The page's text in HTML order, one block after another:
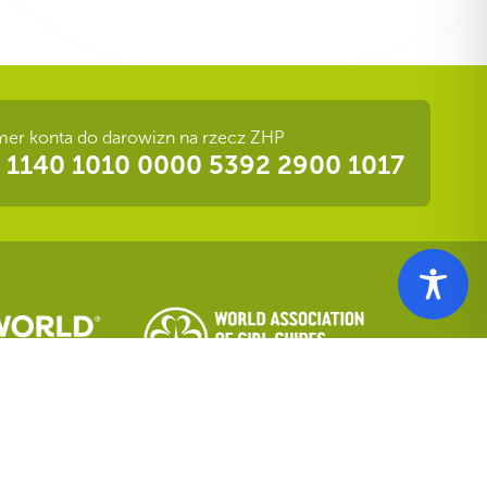
konta do darowizn na rzecz ZHP
1140 1010 0000 5392 2900 1017